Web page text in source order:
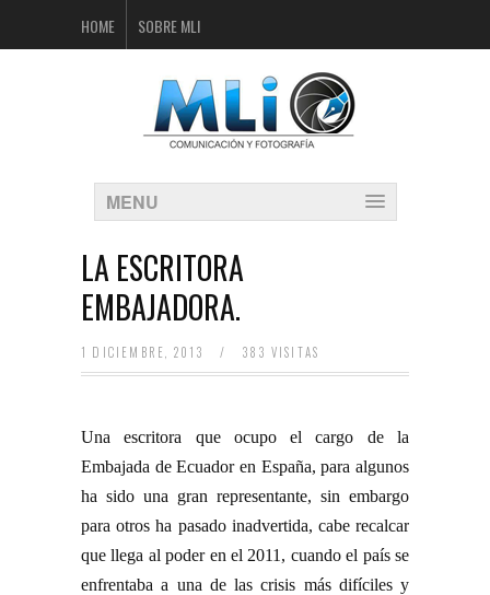
HOME SOBRE MLI
MENU
LA ESCRITORA
EMBAJADORA.
1 DICIEMBRE, 2013 / 383 VISITAS
Una escritora que ocupo el cargo de la
Embajada de Ecuador en España, para algunos
ha sido una gran representante, sin embargo
para otros ha pasado inadvertida, cabe recalcar
que llega al poder en el 2011, cuando el país se
enfrentaba a una de las crisis más difíciles y